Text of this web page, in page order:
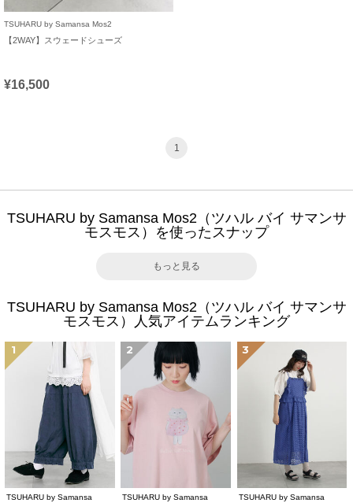
TSUHARU by Samansa Mos2
【2WAY】スウェードシューズ
¥16,500
1
TSUHARU by Samansa Mos2（ツハル バイ サマンサ
モスモス）を使ったスナップ
もっと見る
TSUHARU by Samansa Mos2（ツハル バイ サマンサ
モスモス）人気アイテムランキング
1
TSUHARU by Samansa
2
TSUHARU by Samansa
3
TSUHARU by Samansa